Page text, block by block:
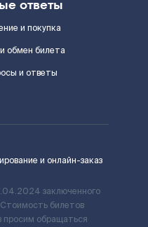
ответы
и покупка
обмен билета
и ответы
и онлайн-заказ
заключенного
билетов
просим обращаться